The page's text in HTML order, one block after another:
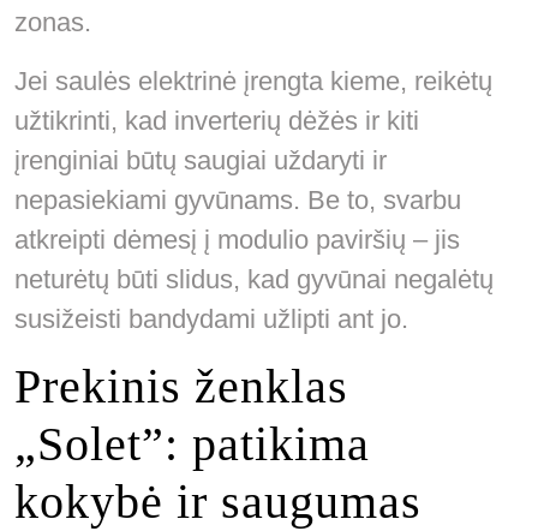
zonas.
Jei saulės elektrinė įrengta kieme, reikėtų
užtikrinti, kad inverterių dėžės ir kiti
įrenginiai būtų saugiai uždaryti ir
nepasiekiami gyvūnams. Be to, svarbu
atkreipti dėmesį į modulio paviršių – jis
neturėtų būti slidus, kad gyvūnai negalėtų
susižeisti bandydami užlipti ant jo.
Prekinis ženklas
„Solet”: patikima
kokybė ir saugumas